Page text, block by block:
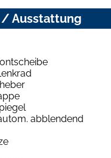
Ausstattung
abblendend